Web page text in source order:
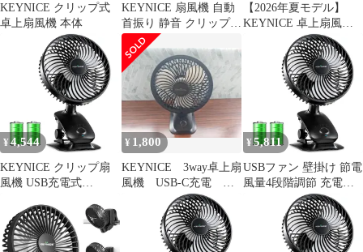
KEYNICE クリップ式
卓上扇風機 本体
KEYNICE 扇風機 自動
首振り 静音 クリップ
卓上 壁掛け USB充電式
5000mAh大容量 4段階
風量調節 リズム風 小型
360度角度調整 ミニ扇
風機 コードレス 長時間
連続使用 熱中症対策 キ
ャンプ/車内/洗面所/オ
フィス KN 78cf8372
【2026年夏モデル】
KEYNICE 卓上扇風機
クリップ USB扇風機 充
電式 小型 7000mAh大容
量バッテリー 最大37時
間連続稼働 風量4段階
調節 360度角度調整 静
音 LEDライト付き
4Way仕様 (卓上/壁掛け/
吊り下げ) 車中泊 キャ
ンプ
¥4,544
KEYNICE クリップ扇
風機 USB充電式
音 コードレス 360度調
整 卓上／壁掛け KN-
618 ブラック 0
¥ 1,800
KEYNICE 3way卓上扇
風機 USB-C充電 ブ
¥5,811
USBファン 壁掛け 節電
風量4段階調節 充電式
リズム 長時間連続使用
クリップ 静音 日本語取
扱説明書付 小型 卓上
KN-618 自動首振り